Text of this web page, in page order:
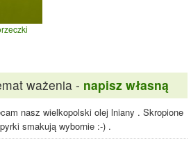
ważenia - napisz własną
nasz wielkopolski olej lniany . Skropione
smakują wybornie :-) .